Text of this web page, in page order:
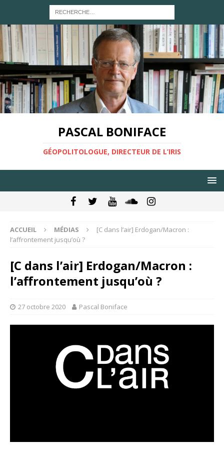
PASCAL BONIFACE
GÉOPOLITOLOGUE, DIRECTEUR DE L’IRIS
ACCUEIL MÉDIAS
[C dans l’air] Erdogan/Macron :
l’affrontement jusqu’où ?
[C dans l’air] Erdogan/Macron :
l’affrontement jusqu’où ?
27 octobre 2020 Pascal Boniface